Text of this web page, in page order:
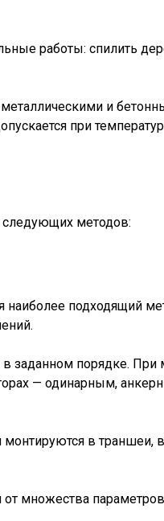
работы: спилить
металлическими и
при
следующих методов:
наиболее подходящий
заданном порядке. При
— одинарным,
монтируются в траншеи,
множества